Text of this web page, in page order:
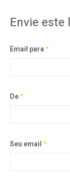
Envie
Email para*
De*
Seu email*